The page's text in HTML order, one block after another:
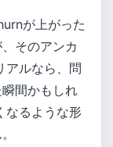
が上がった
そのアンカ
アルなら、問
間かもしれ
なるような形